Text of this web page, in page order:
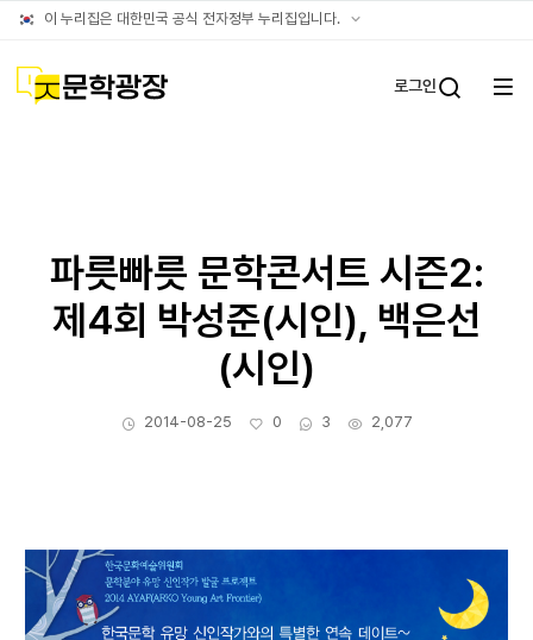
이 누리집은 대한민국 공식 전자정부 누리집입니다. 공식
문학광장 로그인
전체
(대표)
파릇빠릇 문학콘서트 시즌2:
제4회 박성준(시인), 백은선
(시인)
작성일
2014-08-25 좋아요
0 댓글수
3 조회수
2,077